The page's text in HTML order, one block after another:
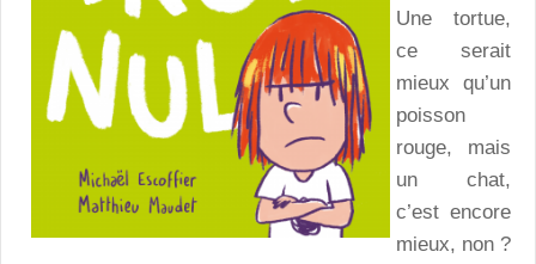
Une tortue,
ce serait
mieux qu’un
poisson
rouge, mais
un chat,
c’est encore
mieux, non ?